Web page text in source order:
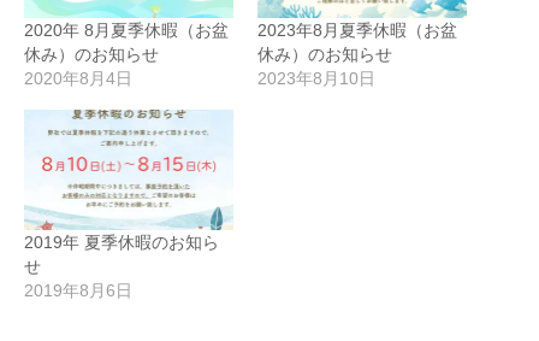
2020年 8月夏季休暇（お盆
休み）のお知らせ
2020年8月4日
2023年8月夏季休暇（お盆
休み）のお知らせ
2023年8月10日
2019年 夏季休暇のお知ら
せ
2019年8月6日